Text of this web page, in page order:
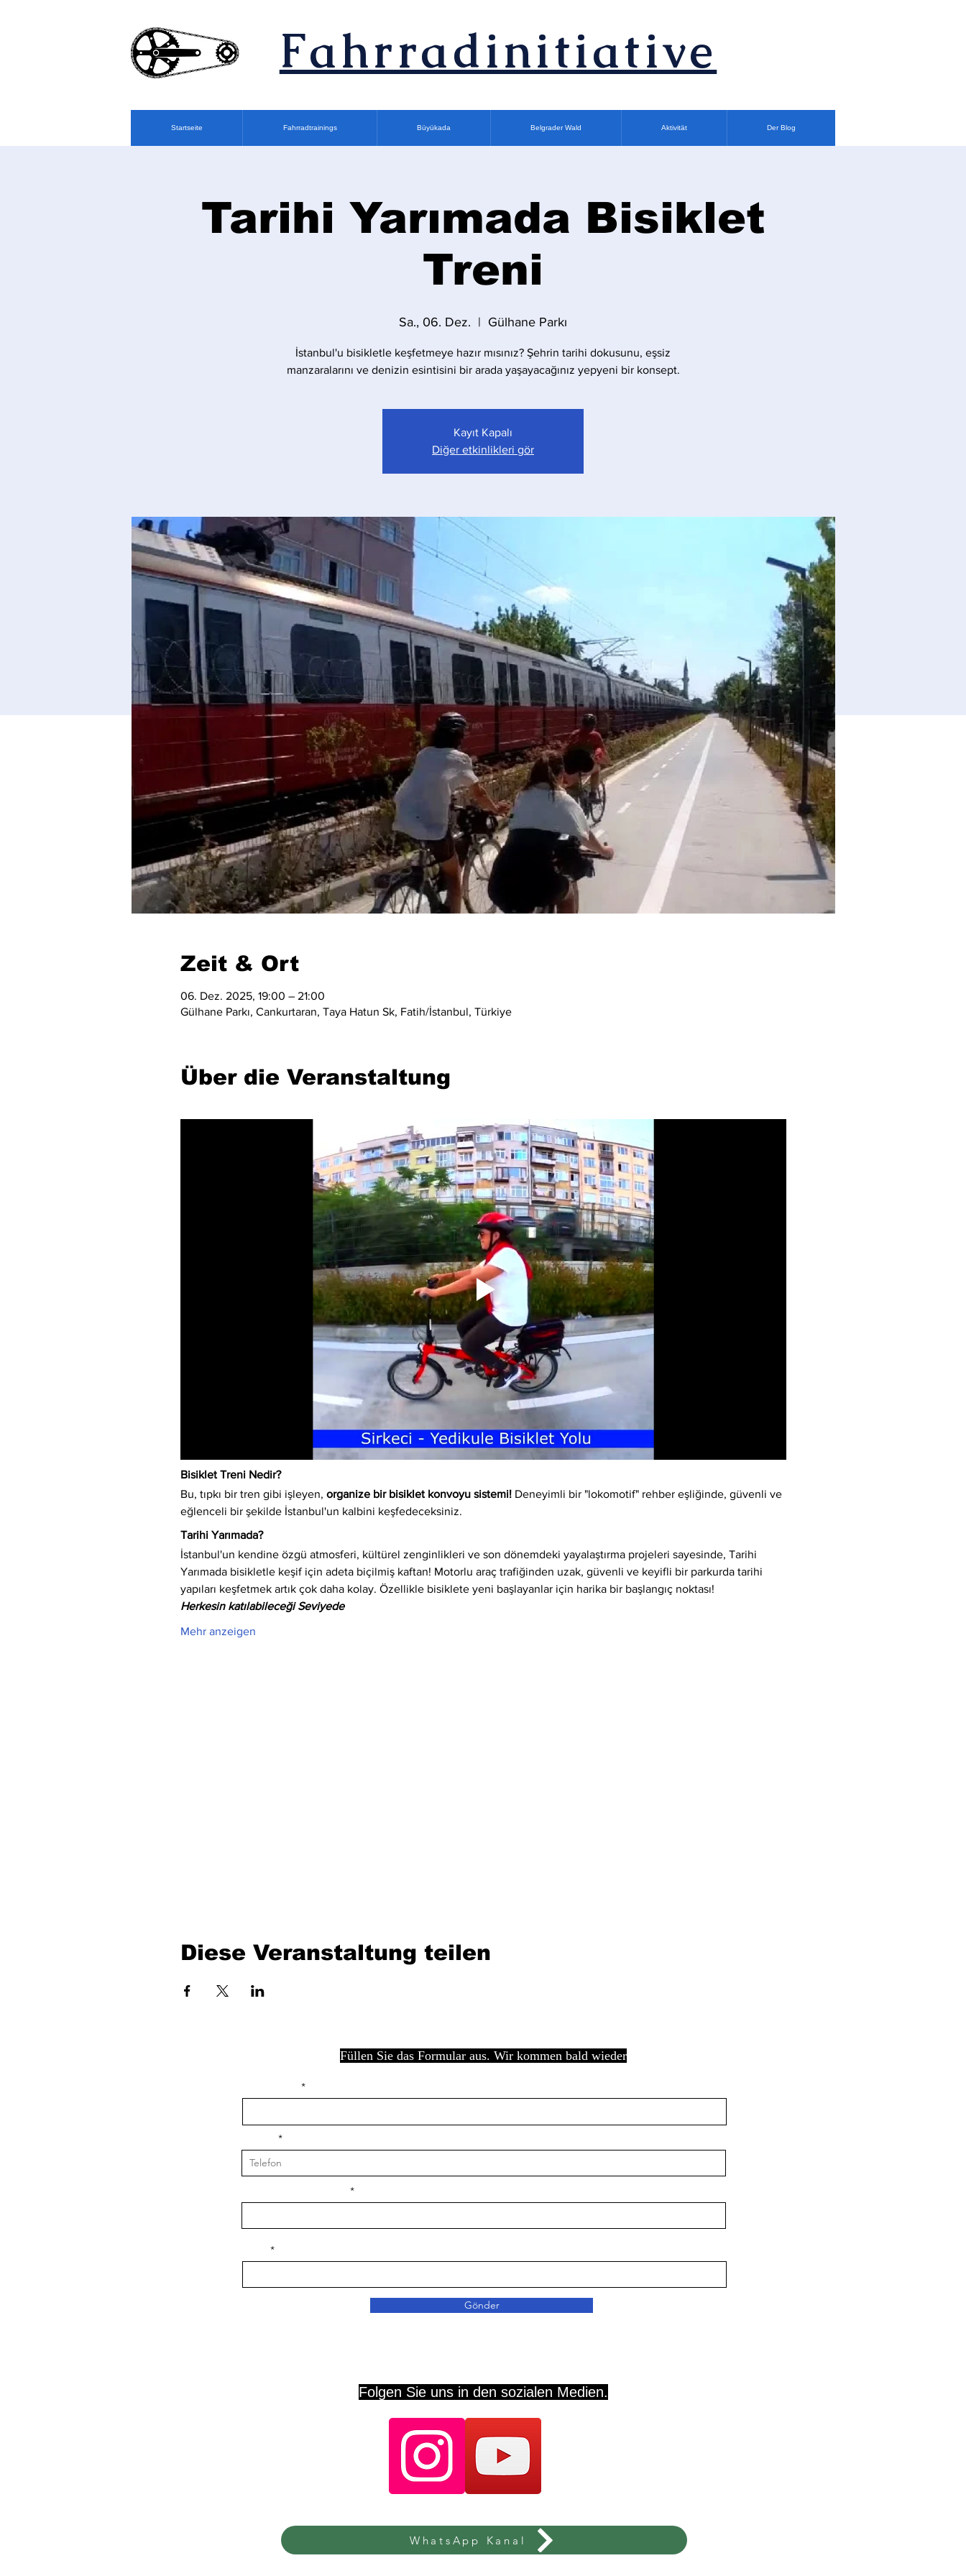
Fahrradinitiative
Startseite Fahrradtrainings Büyükada Belgrader Wald Aktivität Der Blog
Tarihi Yarımada Bisiklet
Treni
Sa., 06. Dez.
  |
Gülhane Parkı
İstanbul'u bisikletle keşfetmeye hazır mısınız? Şehrin tarihi dokusunu, eşsiz
manzaralarını ve denizin esintisini bir arada yaşayacağınız yepyeni bir konsept.
Kayıt Kapalı
Diğer etkinlikleri gör
Zeit & Ort
06. Dez. 2025, 19:00 – 21:00
Gülhane Parkı, Cankurtaran, Taya Hatun Sk, Fatih/İstanbul, Türkiye
Über die Veranstaltung
Bisiklet Treni Nedir?
Bu, tıpkı bir tren gibi işleyen, organize bir bisiklet konvoyu sistemi! Deneyimli bir "lokomotif" rehber eşliğinde, güvenli ve
eğlenceli bir şekilde İstanbul'un kalbini keşfedeceksiniz.
Tarihi Yarımada?
İstanbul'un kendine özgü atmosferi, kültürel zenginlikleri ve son dönemdeki yayalaştırma projeleri sayesinde, Tarihi
Yarımada bisikletle keşif için adeta biçilmiş kaftan! Motorlu araç trafiğinden uzak, güvenli ve keyifli bir parkurda tarihi
yapıları keşfetmek artık çok daha kolay. Özellikle bisiklete yeni başlayanlar için harika bir başlangıç noktası!
Herkesin katılabileceği Seviyede
Mehr anzeigen
Diese Veranstaltung teilen
Füllen Sie das Formular aus. Wir kommen bald wieder
Gönder
Folgen Sie uns in den sozialen Medien.
WhatsApp Kanal